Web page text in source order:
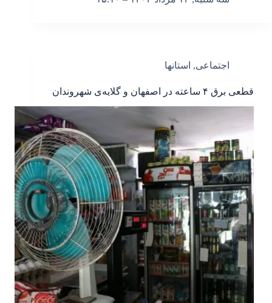
اجتماعی, استانها
قطعی برق ۴ ساعته در اصفهان و گلایه‌ی شهروندان